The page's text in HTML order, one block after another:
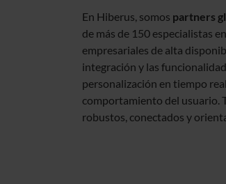
En Hiberus, somos partners
de más de 150 especialistas
empresariales de alta
integración y las
personalización en tiempo
comportamiento del usuario.
robustos, conectados y